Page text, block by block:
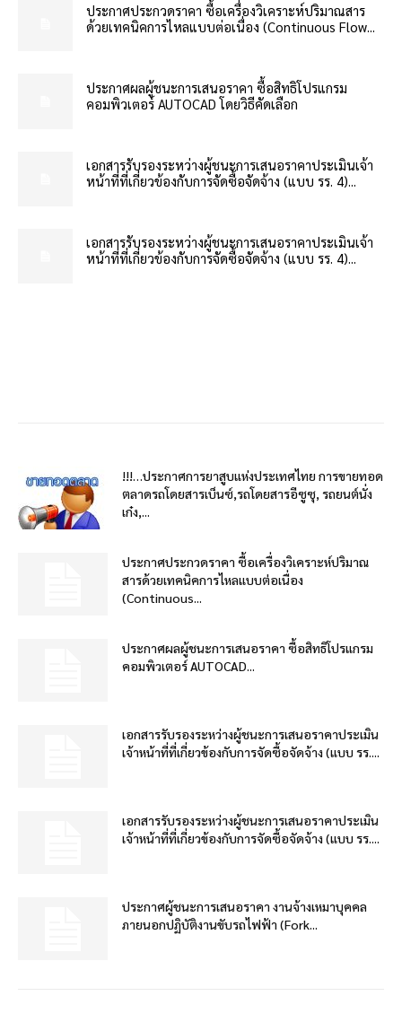
ประกาศประกวดราคา ซื้อเครื่องวิเคราะห์ปริมาณสาร
ด้วยเทคนิคการไหลแบบต่อเนื่อง (Continuous Flow...
ประกาศผลผู้ชนะการเสนอราคา ซื้อสิทธิโปรแกรม
คอมพิวเตอร์ AUTOCAD โดยวิธีคัดเลือก
เอกสารรับรองระหว่างผู้ชนะการเสนอราคาประเมินเจ้า
หน้าที่ที่เกี่ยวข้องกับการจัดซื้อจัดจ้าง (แบบ รร. 4)...
เอกสารรับรองระหว่างผู้ชนะการเสนอราคาประเมินเจ้า
หน้าที่ที่เกี่ยวข้องกับการจัดซื้อจัดจ้าง (แบบ รร. 4)...
!!!…ประกาศการยาสูบแห่งประเทศไทย การขายทอด
ตลาดรถโดยสารเบ็นซ์,รถโดยสารอีซูซุ, รถยนต์นั่ง
เก๋ง,...
ประกาศประกวดราคา ซื้อเครื่องวิเคราะห์ปริมาณ
สารด้วยเทคนิคการไหลแบบต่อเนื่อง
(Continuous...
ประกาศผลผู้ชนะการเสนอราคา ซื้อสิทธิโปรแกรม
คอมพิวเตอร์ AUTOCAD...
เอกสารรับรองระหว่างผู้ชนะการเสนอราคาประเมิน
เจ้าหน้าที่ที่เกี่ยวข้องกับการจัดซื้อจัดจ้าง (แบบ รร....
เอกสารรับรองระหว่างผู้ชนะการเสนอราคาประเมิน
เจ้าหน้าที่ที่เกี่ยวข้องกับการจัดซื้อจัดจ้าง (แบบ รร....
ประกาศผู้ชนะการเสนอราคา งานจ้างเหมาบุคคล
ภายนอกปฏิบัติงานขับรถไฟฟ้า (Fork...